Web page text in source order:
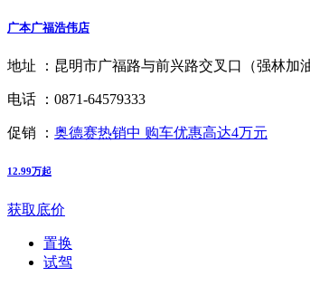
广本广福浩伟店
地址 ： 昆明市广福路与前兴路交叉口（强林加
电话 ： 0871-64579333
促销 ： 奥德赛热销中 购车优惠高达4万元
12.99万起
获取底价
置换
试驾